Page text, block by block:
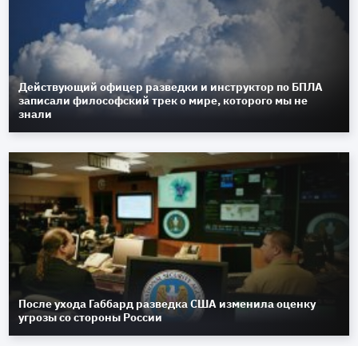
Действующий офицер разведки и инструктор по БПЛА
записали философский трек о мире, которого мы не
знали
После ухода Габбард разведка США изменила оценку
угрозы со стороны России